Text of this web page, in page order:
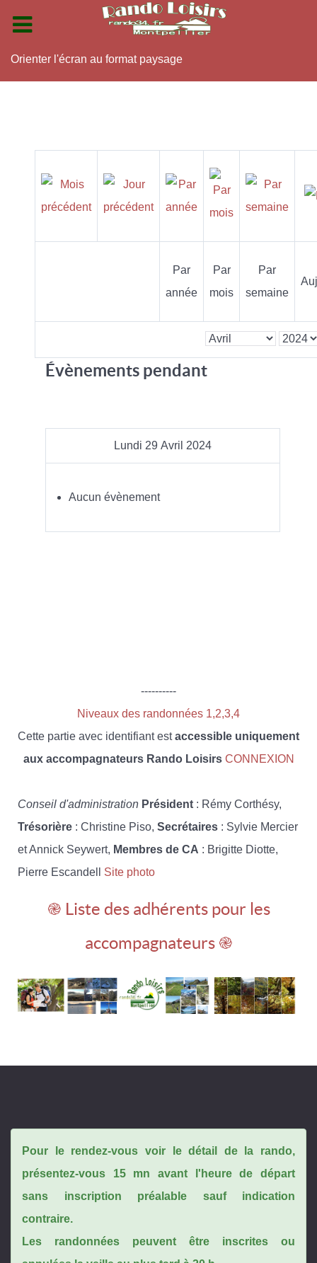
Orienter l'écran au format paysage
Par
année
Par
mois
Par
semaine
Évènements pendant
Lundi 29 Avril 2024
Aucun évènement
----------
Niveaux des randonnées 1,2,3,4
Cette partie avec identifiant estaccessible uniquement
aux accompagnateurs Rando Loisirs CONNEXION
Conseil d'administration Président : Rémy Corthésy,
Trésorière : Christine Piso, Secrétaires : Sylvie Mercier
et Annick Seywert, Membres de CA : Brigitte Diotte,
Pierre Escandell Site photo
֎ Liste des adhérents pour les
accompagnateurs ֎
Pour le rendez-vous voir le détail de la rando,
présentez-vous 15 mn avant l'heure de départ
sans inscription préalable sauf indication
contraire.
Les randonnées peuvent être inscrites ou